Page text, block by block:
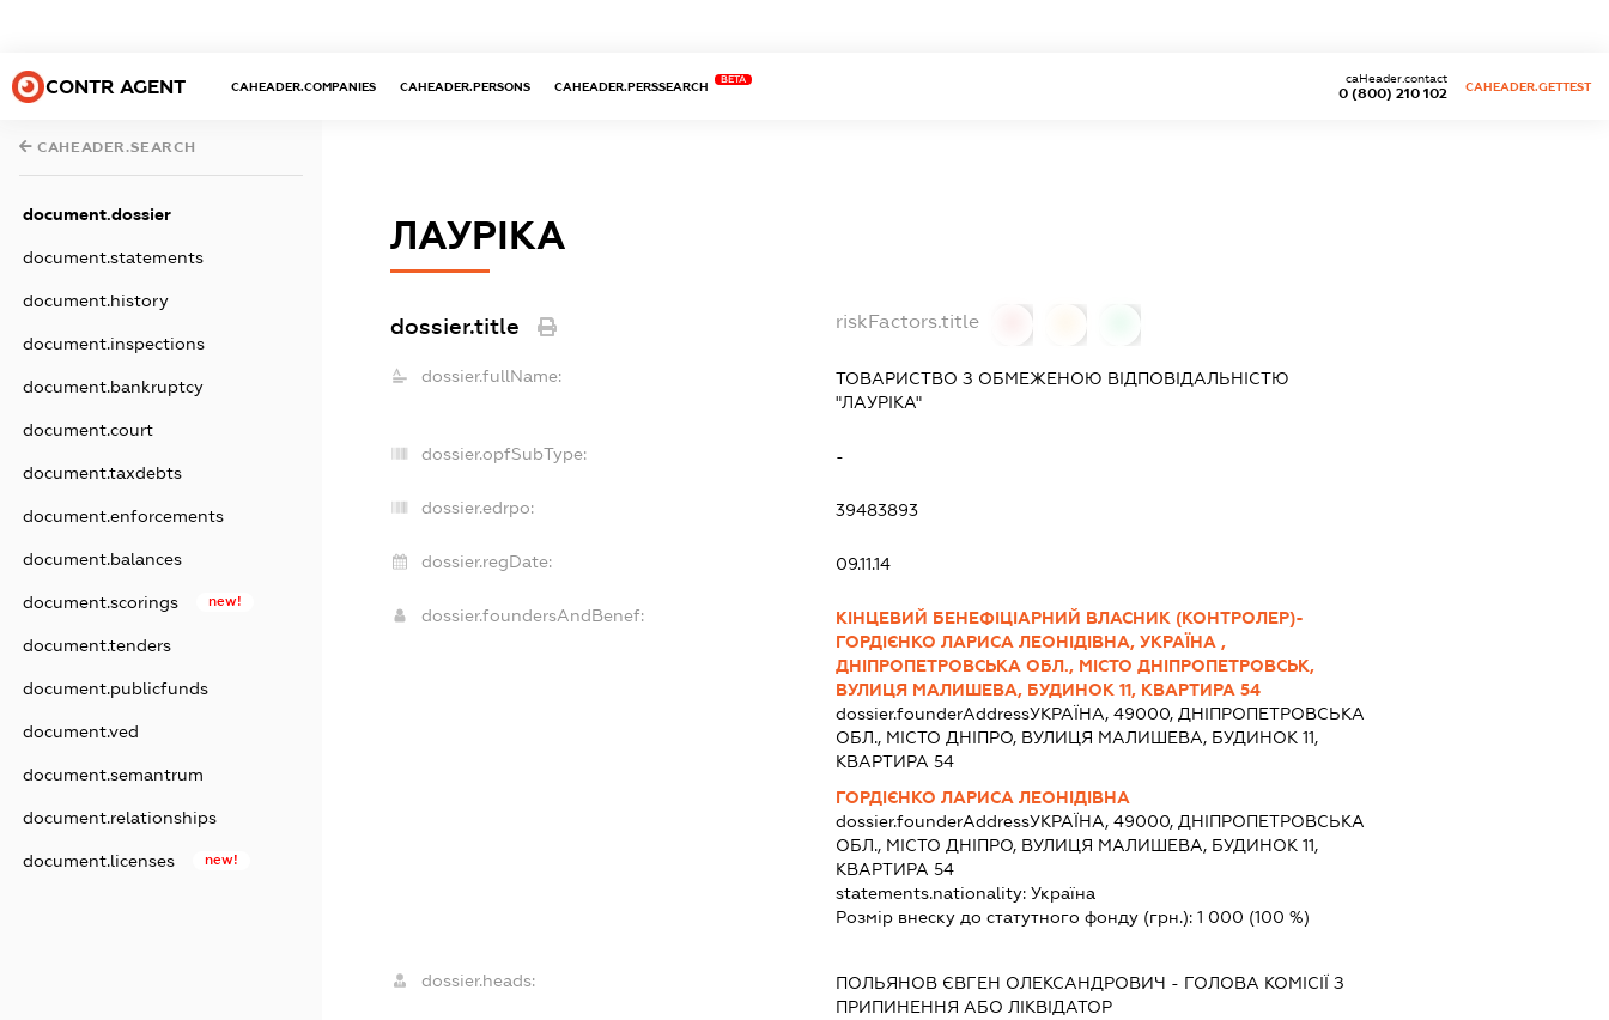
CONTR AGENT CAHEADER.COMPANIES CAHEADER.PERSONS CAHEADER.PERSSEARCH
BETA
0 (800) 210 102
caHeader.contact
CAHEADER.GETTEST
CAHEADER.SEARCH
document.dossier
document.statements
document.history
document.inspections
document.bankruptcy
document.court
document.taxdebts
document.enforcements
document.balances
document.scorings new!
document.tenders
document.publicfunds
document.ved
document.semantrum
document.relationships
document.licenses new!
ЛАУРІКА
dossier.title riskFactors.title
dossier.fullName:
ТОВАРИСТВО З ОБМЕЖЕНОЮ ВІДПОВІДАЛЬНІСТЮ
"ЛАУРІКА"
dossier.opfSubType: -
dossier.edrpo: 39483893
dossier.regDate: 09.11.14
dossier.foundersAndBenef:
КІНЦЕВИЙ БЕНЕФІЦІАРНИЙ ВЛАСНИК (КОНТРОЛЕР)-
ГОРДІЄНКО ЛАРИСА ЛЕОНІДІВНА, УКРАЇНА ,
ДНІПРОПЕТРОВСЬКА ОБЛ., МІСТО ДНІПРОПЕТРОВСЬК,
ВУЛИЦЯ МАЛИШЕВА, БУДИНОК 11, КВАРТИРА 54
dossier.founderAddressУКРАЇНА, 49000, ДНІПРОПЕТРОВСЬКА
ОБЛ., МІСТО ДНІПРО, ВУЛИЦЯ МАЛИШЕВА, БУДИНОК 11,
КВАРТИРА 54
ГОРДІЄНКО ЛАРИСА ЛЕОНІДІВНА
dossier.founderAddressУКРАЇНА, 49000, ДНІПРОПЕТРОВСЬКА
ОБЛ., МІСТО ДНІПРО, ВУЛИЦЯ МАЛИШЕВА, БУДИНОК 11,
КВАРТИРА 54
statements.nationality: Україна
Розмір внеску до статутного фонду (грн.): 1 000 (100 %)
dossier.heads: ПОЛЬЯНОВ ЄВГЕН ОЛЕКСАНДРОВИЧ - ГОЛОВА КОМІСІЇ З
ПРИПИНЕННЯ АБО ЛІКВІДАТОР